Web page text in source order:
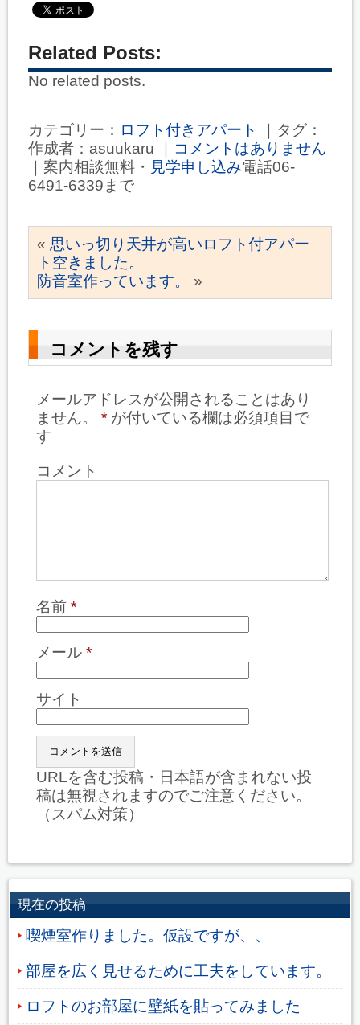
Related Posts:
No related posts.
カテゴリー： ロフト付きアパート
｜タグ：
作成者：asuukaru ｜
コメントはありません
｜案内相談無料・ 見学申し込み電話06-
6491-6339まで
« 思いっ切り天井が高いロフト付アパー
ト空きました。
防音室作っています。
»
コメントを残す
メールアドレスが公開されることはあり
ません。
* が付いている欄は必須項目で
す
コメント
名前 *
メール *
サイト
URLを含む投稿・日本語が含まれない投
稿は無視されますのでご注意ください。
（スパム対策）
現在の投稿
喫煙室作りました。仮設ですが、、
部屋を広く見せるために工夫をしています。
ロフトのお部屋に壁紙を貼ってみました